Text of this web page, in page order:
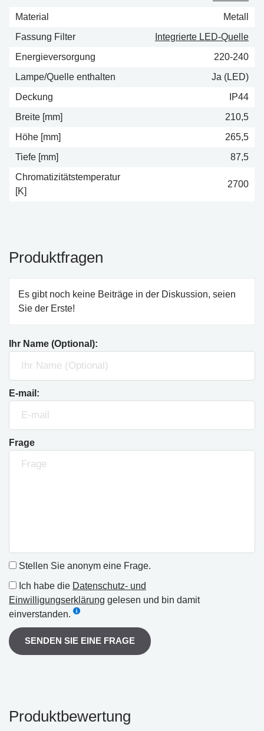
Material
Metall
Fassung Filter
Integrierte LED-Quelle
Energieversorgung
220-240
Lampe/Quelle enthalten
Ja (LED)
Deckung
IP44
Breite [mm]
210,5
Höhe [mm]
265,5
Tiefe [mm]
87,5
Chromatizitätstemperatur
[K]
2700
Produktfragen
Es gibt noch keine Beiträge in der Diskussion, seien
Sie der Erste!
Ihr Name (Optional):
E-mail:
Frage
Stellen Sie anonym eine Frage.
Ich habe die Datenschutz- und
Einwilligungserklärung gelesen und bin damit
einverstanden.
SENDEN SIE EINE FRAGE
Produktbewertung